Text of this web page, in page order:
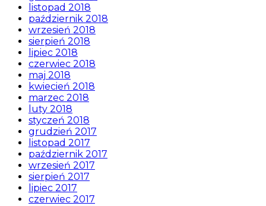
listopad 2018
październik 2018
wrzesień 2018
sierpień 2018
lipiec 2018
czerwiec 2018
maj 2018
kwiecień 2018
marzec 2018
luty 2018
styczeń 2018
grudzień 2017
listopad 2017
październik 2017
wrzesień 2017
sierpień 2017
lipiec 2017
czerwiec 2017